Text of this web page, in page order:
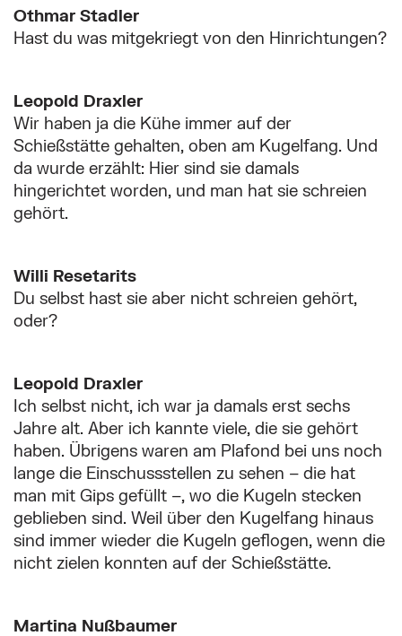
Othmar Stadler
Hast du was mitgekriegt von den Hinrichtungen?
Leopold Draxler
Wir haben ja die Kühe immer auf der
Schießstätte gehalten, oben am Kugelfang. Und
da wurde erzählt: Hier sind sie damals
hingerichtet worden, und man hat sie schreien
gehört.
Willi Resetarits
Du selbst hast sie aber nicht schreien gehört,
oder?
Leopold Draxler
Ich selbst nicht, ich war ja damals erst sechs
Jahre alt. Aber ich kannte viele, die sie gehört
haben. Übrigens waren am Plafond bei uns noch
lange die Einschussstellen zu sehen – die hat
man mit Gips gefüllt –, wo die Kugeln stecken
geblieben sind. Weil über den Kugelfang hinaus
sind immer wieder die Kugeln geflogen, wenn die
nicht zielen konnten auf der Schießstätte.
Martina Nußbaumer